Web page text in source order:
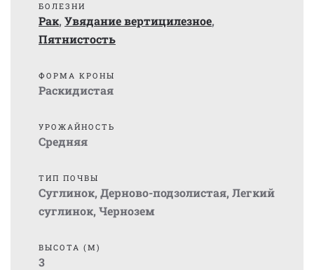
БОЛЕЗНИ
Рак, Увядание вертицилезное,
Пятнистость
ФОРМА КРОНЫ
Раскидистая
УРОЖАЙНОСТЬ
Средняя
ТИП ПОЧВЫ
Суглинок, Дерново-подзолистая, Легкий
суглинок, Чернозем
ВЫСОТА (М)
3